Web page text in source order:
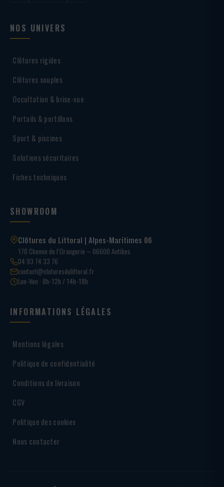
NOS UNIVERS
Clôtures rigides
Clôtures souples
Occultation & brise-vue
Portails & portillons
Sport & piscines
Solutions sécuritaires
Fiches techniques
SHOWROOM
Clôtures du Littoral | Alpes-Maritimes 06
170 Chemin de l’Orangerie – 06600 Antibes
04 93 74 33 76
contact@cloturesdulittoral.fr
Lun-Ven · 8h-12h / 14h-18h
INFORMATIONS LÉGALES
Mentions légales
Politique de confidentialité
Conditions de livraison
CGV
Politique des cookies
Nous contacter